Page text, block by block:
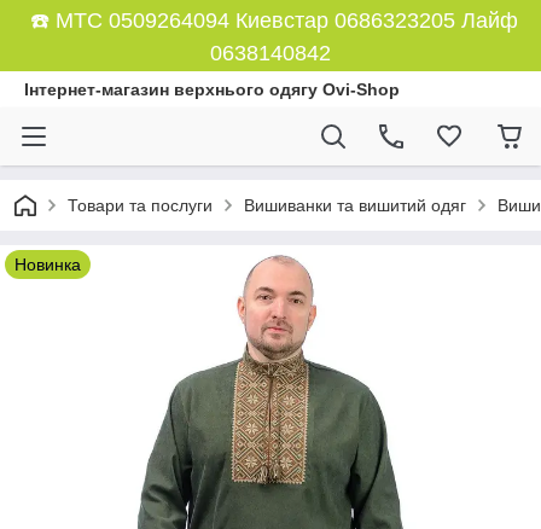
☎️ МТС 0509264094 Киевстар 0686323205 Лайф
0638140842
Інтернет-магазин верхнього одягу Ovi-Shop
Товари та послуги Вишиванки та вишитий одяг
Новинка